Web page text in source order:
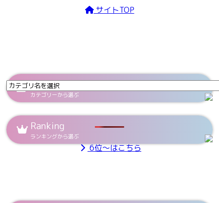
サイトTOP
Category
カテゴリーから選ぶ
Ranking
ランキングから選ぶ
6位～はこちら